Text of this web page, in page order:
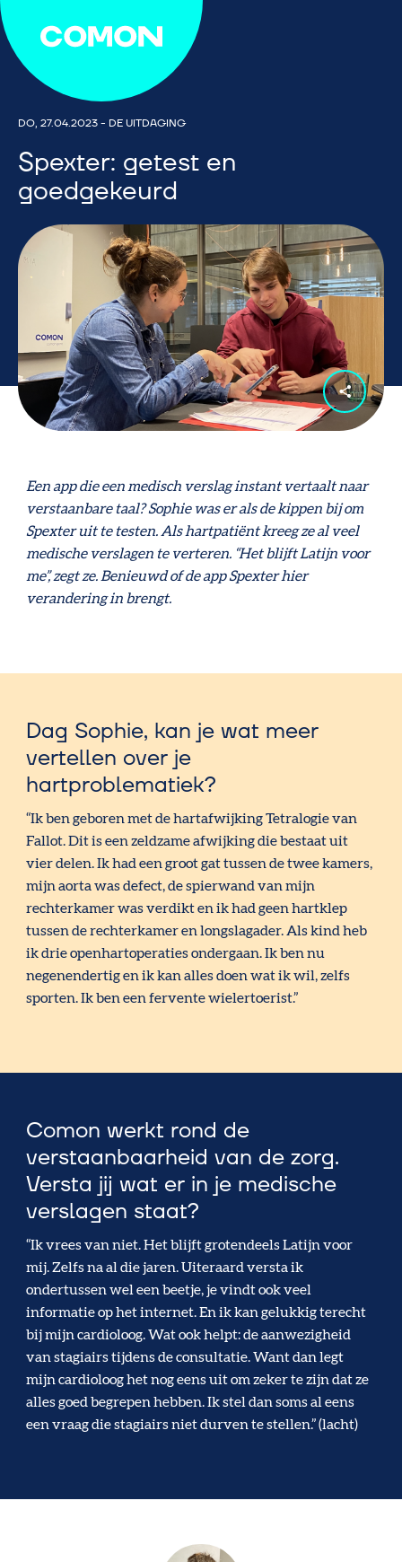
DO, 27.04.2023- DE UITDAGING
Spexter: getest en
goedgekeurd
Een app die een medisch verslag instant vertaalt naar
verstaanbare taal? Sophie was er als de kippen bij om
Spexter uit te testen. Als hartpatiënt kreeg ze al veel
medische verslagen te verteren. “Het blijft Latijn voor
me”, zegt ze. Benieuwd of de app Spexter hier
verandering in brengt.
Dag Sophie, kan je wat meer
vertellen over je
hartproblematiek?
“Ik ben geboren met de hartafwijking Tetralogie van
Fallot. Dit is een zeldzame afwijking die bestaat uit
vier delen. Ik had een groot gat tussen de twee kamers,
mijn aorta was defect, de spierwand van mijn
rechterkamer was verdikt en ik had geen hartklep
tussen de rechterkamer en longslagader. Als kind heb
ik drie openhartoperaties ondergaan. Ik ben nu
negenendertig en ik kan alles doen wat ik wil, zelfs
sporten. Ik ben een fervente wielertoerist.”
Comon werkt rond de
verstaanbaarheid van de zorg.
Versta jij wat er in je medische
verslagen staat?
“Ik vrees van niet. Het blijft grotendeels Latijn voor
mij. Zelfs na al die jaren. Uiteraard versta ik
ondertussen wel een beetje, je vindt ook veel
informatie op het internet. En ik kan gelukkig terecht
bij mijn cardioloog. Wat ook helpt: de aanwezigheid
van stagiairs tijdens de consultatie. Want dan legt
mijn cardioloog het nog eens uit om zeker te zijn dat ze
alles goed begrepen hebben. Ik stel dan soms al eens
een vraag die stagiairs niet durven te stellen.” (lacht)